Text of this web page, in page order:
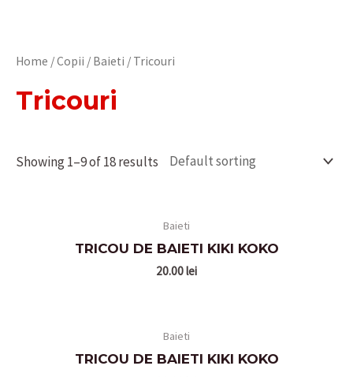
Home /Copii / Baieti / Tricouri
Tricouri
Showing 1–9 of 18 results
Baieti
TRICOU DE BAIETI KIKI KOKO
20.00lei
Baieti
TRICOU DE BAIETI KIKI KOKO